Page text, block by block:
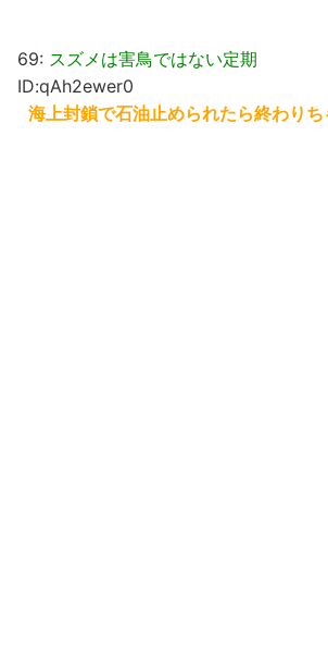
69: スズメは害鳥ではない定期
ID:qAh2ewer0
海上封鎖で石油止められたら終わりち